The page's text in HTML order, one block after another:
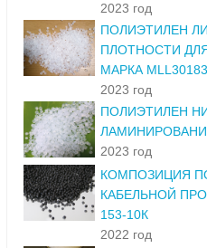
2023 год
ПОЛИЭТИЛЕН
ПЛОТНОСТИ
МАРКА
2023 год
ПОЛИЭТИЛЕН
2023 год
КОМПОЗИЦИЯ
КАБЕЛЬНОЙ
153-10К
2022 год